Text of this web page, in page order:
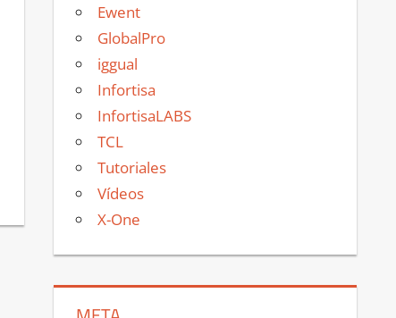
Ewent
GlobalPro
iggual
Infortisa
InfortisaLABS
TCL
Tutoriales
Vídeos
X-One